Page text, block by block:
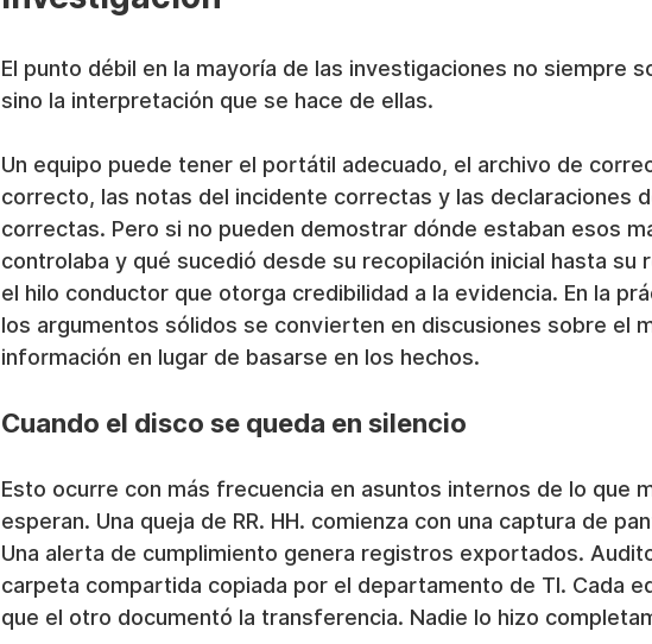
El punto débil en la mayoría de las investigaciones no siempre
sino la interpretación que se hace de ellas.
Un equipo puede tener el portátil adecuado, el archivo de
correcto, las notas del incidente correctas y las declaraciones
correctas. Pero si no pueden demostrar dónde estaban esos
controlaba y qué sucedió desde su recopilación inicial hasta su
el hilo conductor que otorga credibilidad a la evidencia. En la
los argumentos sólidos se convierten en discusiones sobre el
información en lugar de basarse en los hechos.
Cuando el disco se queda en silencio
Esto ocurre con más frecuencia en asuntos internos de lo que
esperan. Una queja de RR. HH. comienza con una captura de
Una alerta de cumplimiento genera registros exportados.
carpeta compartida copiada por el departamento de TI. Cada
que el otro documentó la transferencia. Nadie lo hizo